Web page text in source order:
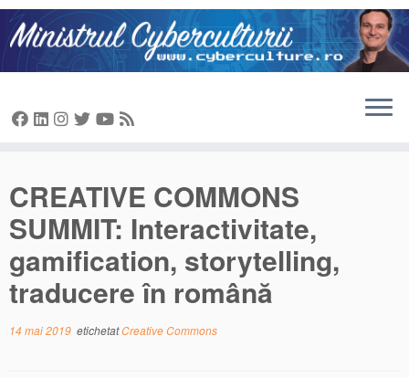
Sari
la
conținut
CREATIVE COMMONS
SUMMIT: Interactivitate,
gamification, storytelling,
traducere în română
14 mai 2019 etichetatCreative Commons